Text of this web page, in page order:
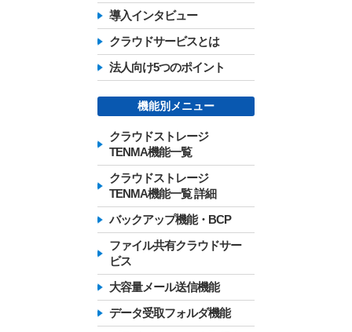
導入インタビュー
クラウドサービスとは
法人向け5つのポイント
機能別メニュー
クラウドストレージ
TENMA機能一覧
クラウドストレージ
TENMA機能一覧 詳細
バックアップ機能・BCP
ファイル共有クラウドサー
ビス
大容量メール送信機能
データ受取フォルダ機能